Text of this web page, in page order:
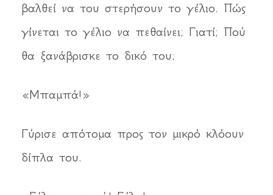
βαλθεί να του στερήσουν το γέλιο. Πώς
γίνεται το γέλιο να πεθαίνει; Γιατί; Πού
θα ξανάβρισκε το δικό του;
«Μπαμπά!»
Γύρισε απότομα προς τον μικρό κλόουν
δίπλα του.